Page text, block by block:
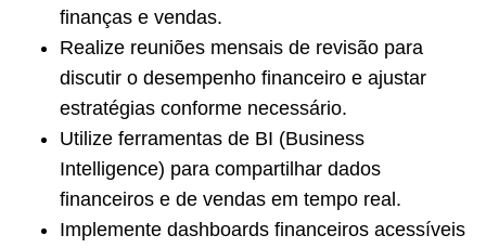
finanças e vendas.
Realize reuniões mensais de revisão para
discutir o desempenho financeiro e ajustar
estratégias conforme necessário.
Utilize ferramentas de BI (Business
Intelligence) para compartilhar dados
financeiros e de vendas em tempo real.
Implemente dashboards financeiros acessíveis